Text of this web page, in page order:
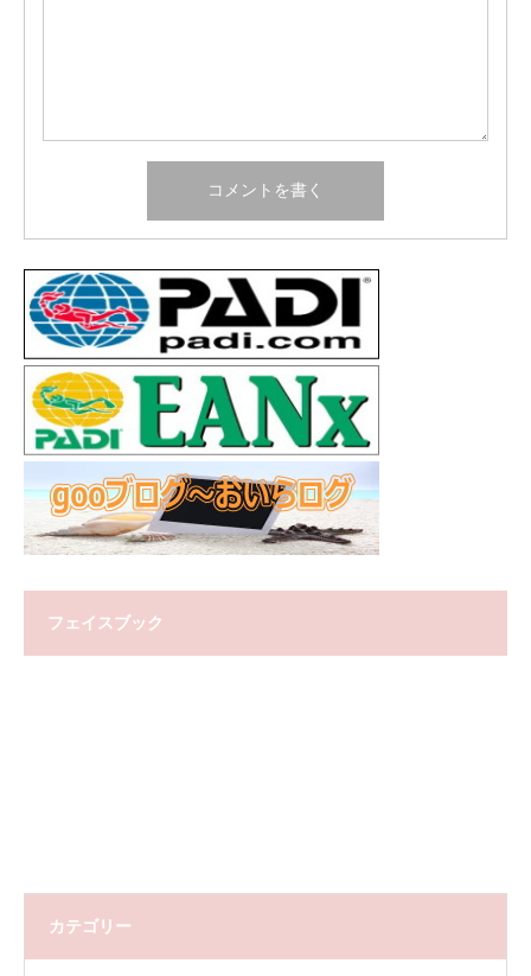
フェイスブック
カテゴリー